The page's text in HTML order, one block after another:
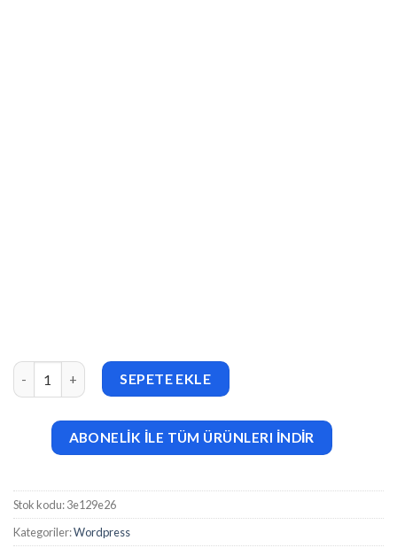
CSSIgniter Convert (v1.7.3) WordPress Themes adet
SEPETE EKLE
ABONELİK İLE TÜM ÜRÜNLERI İNDİR
Stok kodu:3e129e26
Kategoriler:Wordpress